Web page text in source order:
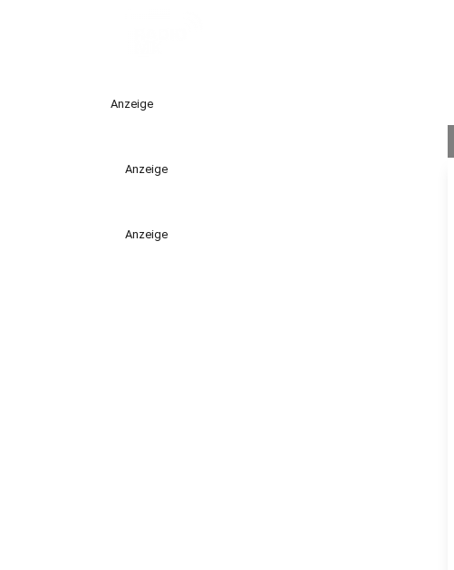
Anzeige
Anzeige
Anzeige